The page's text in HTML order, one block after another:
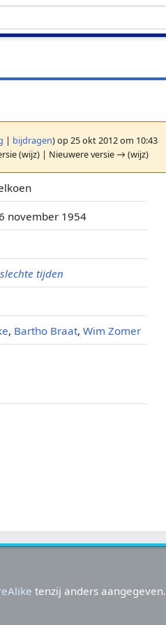
| bijdragen)op 25 okt 2012 om 10:43
(wijz) | Nieuwere versie → (wijz)
november 1954
tijden
, Bartho Braat,Wim Zomer
tenzij anders aangegeven.